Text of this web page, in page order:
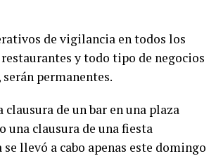
de vigilancia en todos los
y todo tipo de negocios
permanentes.
de un bar en una plaza
una clausura de una fiesta
llevó a cabo apenas este domingo